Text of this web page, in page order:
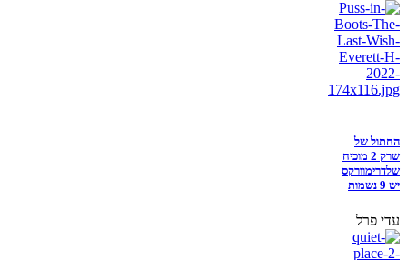
החתול של
שרק 2 מוכיח
שלדרימוורקס
יש 9 נשמות
עדי פרל